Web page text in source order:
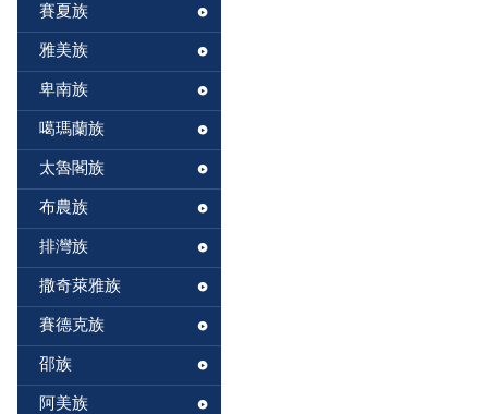
賽夏族
雅美族
卑南族
噶瑪蘭族
太魯閣族
布農族
排灣族
撒奇萊雅族
賽德克族
邵族
阿美族